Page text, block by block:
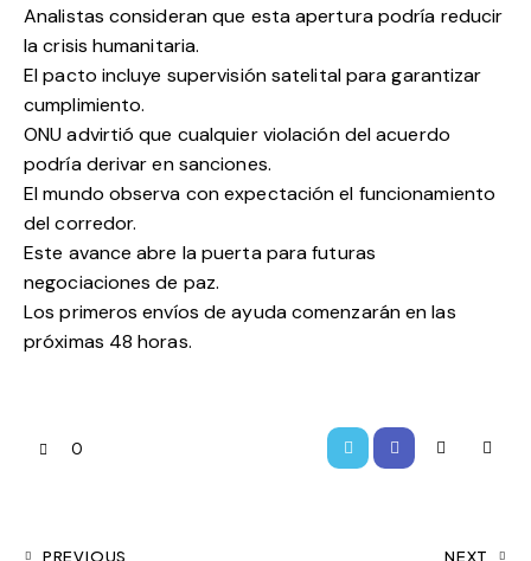
Analistas consideran que esta apertura podría reducir
la crisis humanitaria.
El pacto incluye supervisión satelital para garantizar
cumplimiento.
ONU advirtió que cualquier violación del acuerdo
podría derivar en sanciones.
El mundo observa con expectación el funcionamiento
del corredor.
Este avance abre la puerta para futuras
negociaciones de paz.
Los primeros envíos de ayuda comenzarán en las
próximas 48 horas.
0
PREVIOUS NEXT